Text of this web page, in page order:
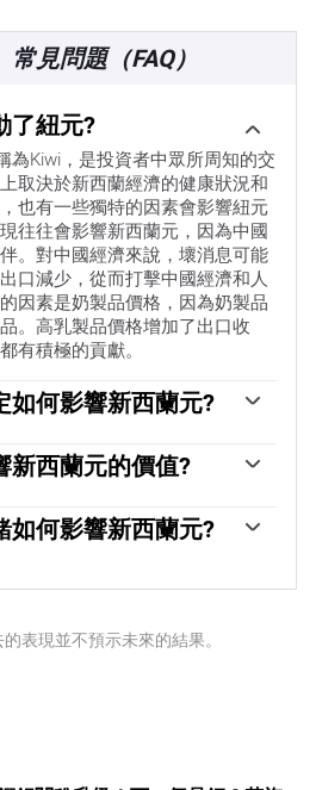
見問題（FAQ）
了紐元?
為Kiwi，是投資者中眾所周知的交
取決於新西蘭經濟的健康狀況和
也有一些獨特的因素會影響紐元
往往會影響新西蘭元，因為中國
。對中國經濟來說，壞消息可能
口減少，從而打擊中國經濟和人
因素是奶製品價格，因為奶製品
。高乳製品價格增加了出口收
有積極的貢獻。
如何影響新西蘭元?
將其保持在2%的中點附近。為
的利率水平。當通貨膨脹過高
者對該國投資的吸引力，從而提
新西蘭元的價值?
值。基於高經濟增長、低失業率
元有利。高增長的經濟吸引外國
。相反，如果經濟數據疲軟，紐
如何影響新西蘭元?
較低並對經濟增長持樂觀態度
。相反，在市場動蕩或經濟不確
表現並不預示未來的結果。